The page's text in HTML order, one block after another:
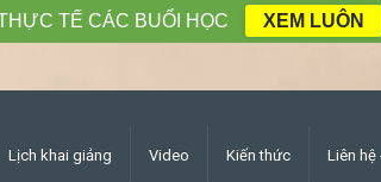
Lịch khai giảng Video Kiến thức Liên hệ
TẾ CÁC BUỔI HỌC XEM LUÔN